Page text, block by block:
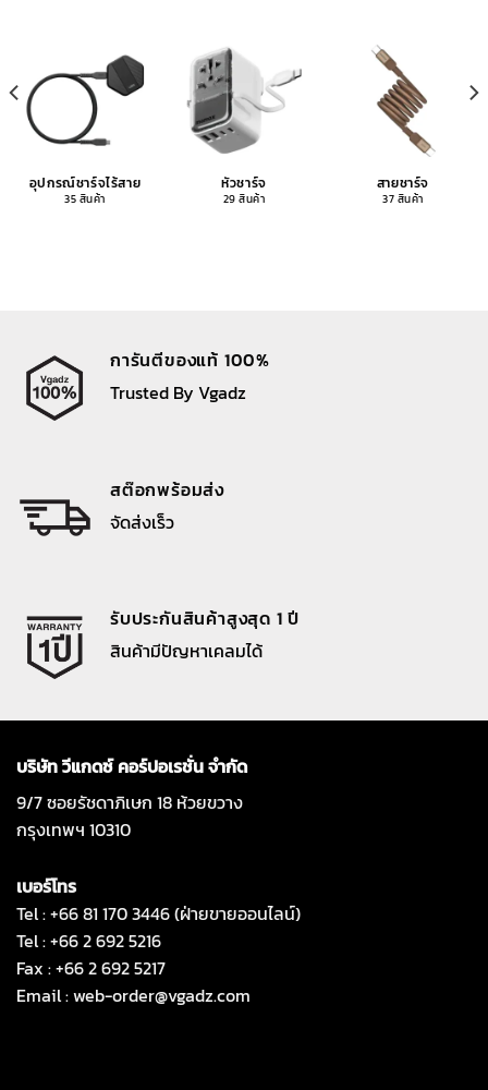
อุปกรณ์ชาร์จไร้สาย
35 สินค้า
หัวชาร์จ
29 สินค้า
สายชาร์จ
37 สินค้า
การันตีของแท้ 100%
Trusted By Vgadz
สต๊อกพร้อมส่ง
จัดส่งเร็ว
รับประกันสินค้าสูงสุด 1 ปี
สินค้ามีปัญหาเคลมได้
บริษัท วีแกดซ์ คอร์ปอเรชั่น จำกัด
9/7 ซอยรัชดาภิเษก 18 ห้วยขวาง
กรุงเทพฯ 10310
เบอร์โทร
Tel : +66 81 170 3446 (ฝ่ายขายออนไลน์)
Tel : +66 2 692 5216
Fax : +66 2 692 5217
Email :web-order@vgadz.com